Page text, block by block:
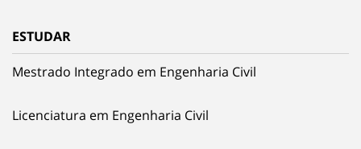
ESTUDAR
Mestrado Integrado em Engenharia Civil
Licenciatura em Engenharia Civil